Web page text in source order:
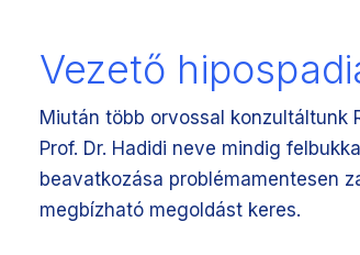
Vezető
Miután több orvossal konzultáltunk
Prof. Dr. Hadidi neve mindig
beavatkozása problémamentesen
megbízható megoldást keres.